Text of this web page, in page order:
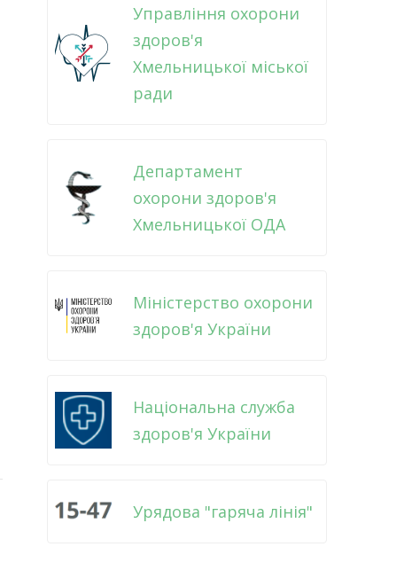
Управління охорони
здоров'я
Хмельницької міської
ради
Департамент
охорони здоров'я
Хмельницької ОДА
Міністерство охорони
здоров'я України
Національна служба
здоров'я України
Урядова "гаряча лінія"